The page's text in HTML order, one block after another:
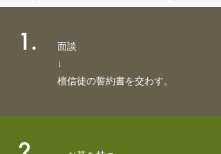
1.
面談
↓
檀信徒の誓約書を交わす。